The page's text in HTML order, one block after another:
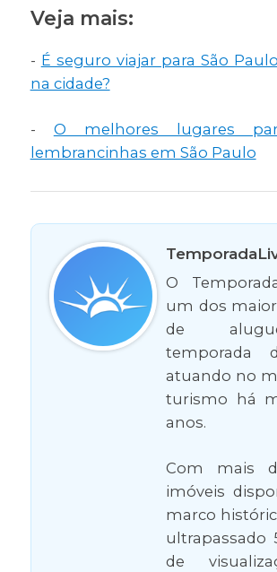
Veja mais:
- É seguro viajar para São
na cidade?
- O melhores lugares
lembrancinhas em São Paulo
O
um dos
de
temporada
atuando no
turismo há
anos.
Com mais
imóveis
marco
ultrapassado
de